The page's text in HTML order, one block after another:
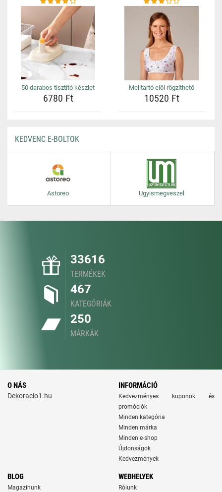
50 darabos tisztító készlet
6780 Ft
Melltartó elöl rögzíthető
10520 Ft
KEDVENC E-BOLTOK
Astoreo Ugyismegveszel
33616
TERMÉKEK
467
KATEGÓRIÁK
250
MÁRKÁK
O NÁS
Dekoracio1.hu
INFORMÁCIÓ
Kedvezményes kuponok és
promóciók
Minden kategória
Minden márka
Minden e-shop
Újdonságok
Kedvezmények
BLOG
Magazinunk
WEBHELYEK
Rólunk